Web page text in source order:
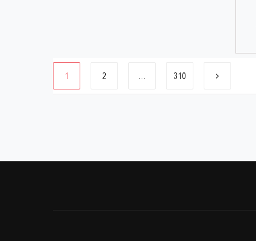
1 2 … 310